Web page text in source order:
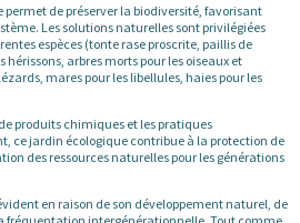
de préserver la biodiversité, favorisant
Les solutions naturelles sont privilégiées
espèces (tonte rase proscrite, paillis de
hérissons, arbres morts pour les oiseaux et
mares pour les libellules, haies pour les
produits chimiques et les pratiques
ce jardin écologique contribue à la protection de
des ressources naturelles pour les générations
en raison de son développement naturel, de